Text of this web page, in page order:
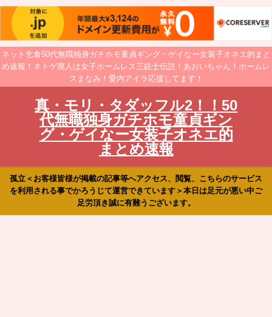
ネット乞食50代無職独身ガチホモ童貞ギング・ゲイなー女装子オネエ的まと
め速報！ネトゲ廃人は女子ホームレス三銃士伝説！あおいちゃん！ホームレ
スまなみ！愛内アイラ応援してます！
真・モリ・タダッフル2！！50
代無職独身ガチホモ童貞ギン
グ・ゲイなー女装子オネエ的
まとめ速報
孤立＜お客様皆様が掲載の記事等へアクセス、閲覧、こちらのサービス
を利用される事でかろうじて運営できています＞本日は足元が悪い中ご
足労頂き誠に有難うございます。